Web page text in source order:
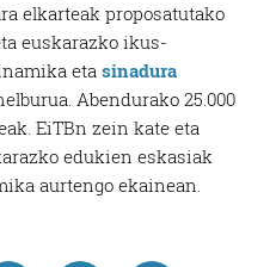
elkarteak proposatutako
euskarazko ikus-
etasinadura
Abendurako 25.000
EiTBn zein kate eta
edukien eskasiak
aurtengo ekainean.